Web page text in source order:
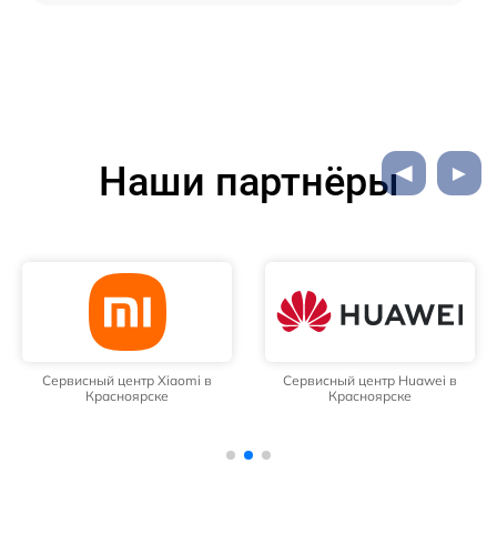
Наши партнёры
Сервисный центр Xiaomi в
Красноярске
Сервисный центр Huawei в
Красноярске